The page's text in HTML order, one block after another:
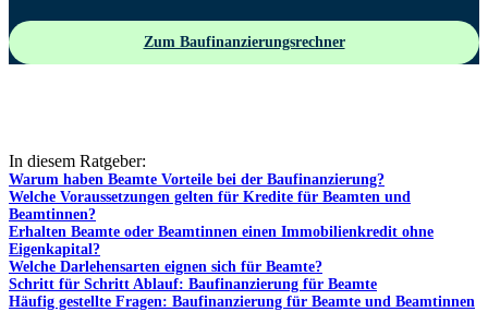
Zum Baufinanzierungsrechner
In diesem Ratgeber:
Warum haben Beamte Vorteile bei der Baufinanzierung?
Welche Voraussetzungen gelten für Kredite für Beamten und
Beamtinnen?
Erhalten Beamte oder Beamtinnen einen Immobilienkredit ohne
Eigenkapital?
Welche Darlehensarten eignen sich für Beamte?
Schritt für Schritt Ablauf: Baufinanzierung für Beamte
Häufig gestellte Fragen: Baufinanzierung für Beamte und Beamtinnen